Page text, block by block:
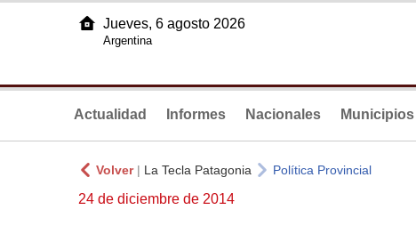
Jueves, 6 agosto 2026
Argentina
Actualidad Informes Nacionales Municipios
Volver| La Tecla Patagonia Política Provincial
24 de diciembre de 2014